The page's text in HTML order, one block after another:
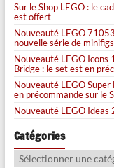
Sur le Shop LEGO : le
est offert
Nouveauté LEGO
nouvelle série de
Nouveauté LEGO Icons
Bridge : le set est en
Nouveauté LEGO
en précommande sur le
Nouveauté LEGO Ideas
Catégories
Catégories